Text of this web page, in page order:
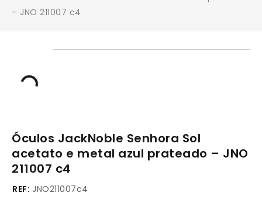
– JNO 211007 c4
Óculos JackNoble Senhora Sol
acetato e metal azul prateado – JNO
211007 c4
REF: JNO211007c4